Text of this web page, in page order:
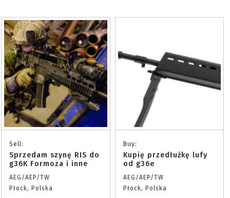
Sell:
Sprzedam szynę RIS do
g36K Formoza i inne
AEG/AEP/TW
Płock, Polska
Buy:
Kupię przedłużkę lufy
od g36e
AEG/AEP/TW
Płock, Polska